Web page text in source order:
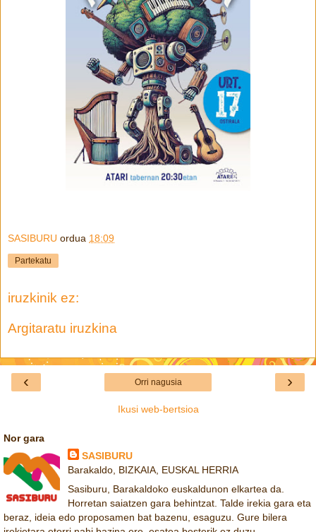
SASIBURU ordua 18:09
Partekatu
iruzkinik ez:
Argitaratu iruzkina
‹ ›
Orri nagusia
Ikusi web-bertsioa
Nor gara
SASIBURU
Barakaldo, BIZKAIA, EUSKAL HERRIA
Sasiburu, Barakaldoko euskaldunon elkartea da.
Horretan saiatzen gara behintzat. Talde irekia gara eta
beraz, ideia edo proposamen bat bazenu, esaguzu. Gure bilera